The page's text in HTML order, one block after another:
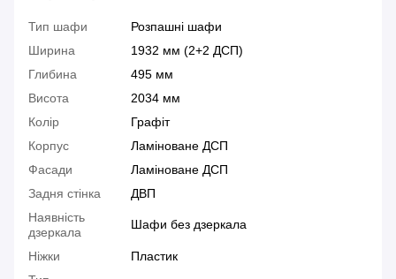
Тип шафи
Розпашні шафи
Ширина
1932 мм (2+2 ДСП)
Глибина
495 мм
Висота
2034 мм
Колір
Графіт
Корпус
Ламіноване ДСП
Фасади
Ламіноване ДСП
Задня стінка
ДВП
Наявність
дзеркала
Шафи без дзеркала
Ніжки
Пластик